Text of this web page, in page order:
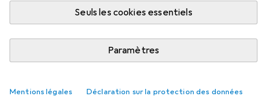
Seuls les cookies essentiels
Paramètres
Mentions légales Déclaration sur la protection des données
Plus de 10 pièces en stock chez le fournisseur
M'informer si le produit est disponible plus tôt